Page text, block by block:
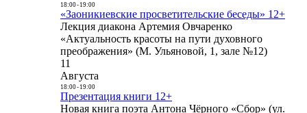
18:00- 19:00
«Заоникиевские просветительские беседы» 12+
Лекция диакона Артемия Овчаренко
«Актуальность красоты на пути духовного
преображения» (М. Ульяновой, 1, зале №12)
11
Августа
18:00- 19:00
Презентация книги 12+
Новая книга поэта Антона Чёрного «Сбор» (ул.